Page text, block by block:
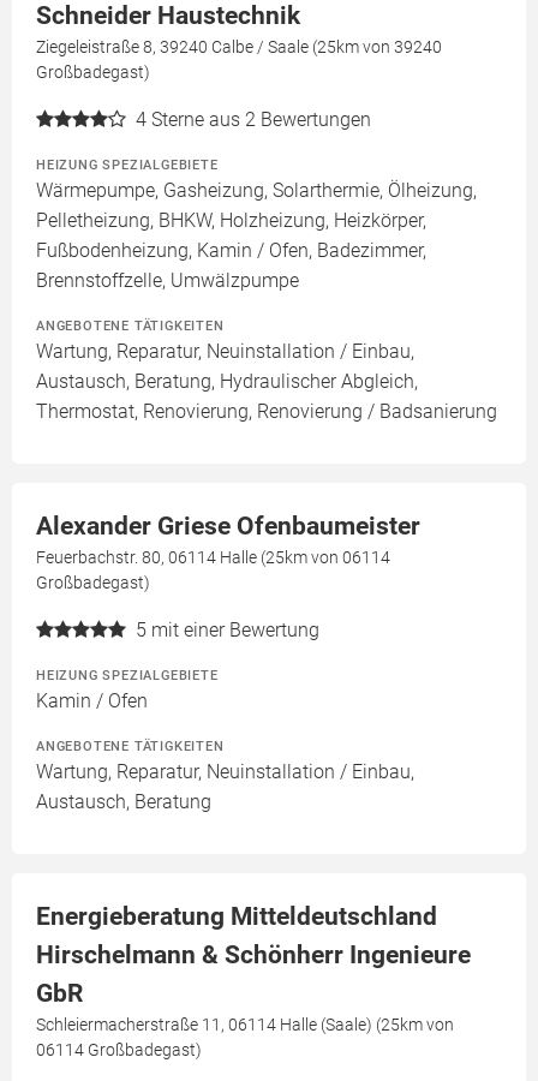
Schneider Haustechnik
Ziegeleistraße 8, 39240 Calbe / Saale (25km von 39240
Großbadegast)
4 Sterne aus 2 Bewertungen
HEIZUNG SPEZIALGEBIETE
Wärmepumpe, Gasheizung, Solarthermie, Ölheizung,
Pelletheizung, BHKW, Holzheizung, Heizkörper,
Fußbodenheizung, Kamin / Ofen, Badezimmer,
Brennstoffzelle, Umwälzpumpe
ANGEBOTENE TÄTIGKEITEN
Wartung, Reparatur, Neuinstallation / Einbau,
Austausch, Beratung, Hydraulischer Abgleich,
Thermostat, Renovierung, Renovierung / Badsanierung
Alexander Griese Ofenbaumeister
Feuerbachstr. 80, 06114 Halle (25km von 06114
Großbadegast)
5 mit einer Bewertung
HEIZUNG SPEZIALGEBIETE
Kamin / Ofen
ANGEBOTENE TÄTIGKEITEN
Wartung, Reparatur, Neuinstallation / Einbau,
Austausch, Beratung
Energieberatung Mitteldeutschland
Hirschelmann & Schönherr Ingenieure
GbR
Schleiermacherstraße 11, 06114 Halle (Saale) (25km von
06114 Großbadegast)